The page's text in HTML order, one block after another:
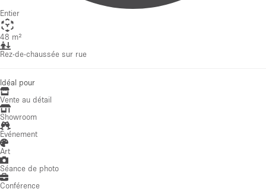
Entier
48 m²
Rez-de-chaussée sur rue
Idéal pour
Vente au détail
Showroom
Événement
Art
Séance de photo
Conférence